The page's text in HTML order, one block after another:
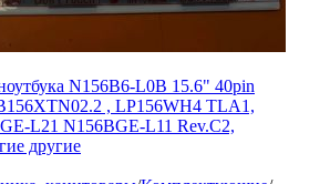
N156B6-L0B 15.6" 40pin
, LP156WH4 TLA1,
L21 N156BGE-L11 Rev.C2,
другие